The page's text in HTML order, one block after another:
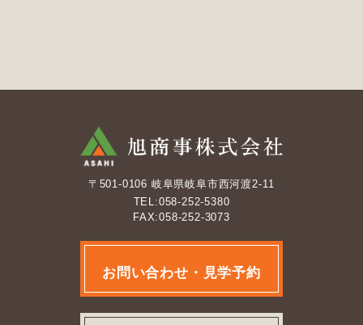
〒501-0106 岐阜県岐阜市西河渡2-11
TEL:058-252-5380
FAX:058-252-3073
お問い合わせ・見学予約